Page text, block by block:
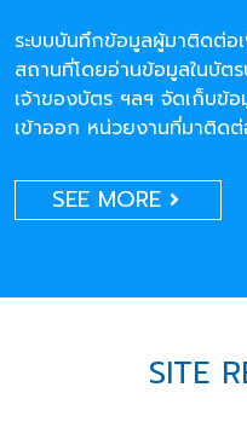
ระบบบันทึกข้อมูลผู้มาติดต่
สถานที่โดยอ่านข้อมูลในบัต
เจ้าของบัตร ฯลฯ จัดเก็บข้
เข้าออก หน่วยงานที่มาติดต่
SEE MORE
SITE